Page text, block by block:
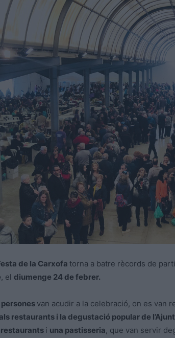
de la Carxofa torna a batre rècords de
, el diumenge 24 de febrer.
van acudir a la celebració, on es van
restaurants i la degustació popular de
i una pastisseria, que van servir